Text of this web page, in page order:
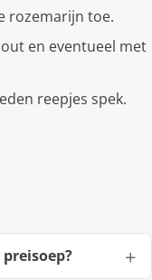
rozemarijn toe.
en eventueel met
reepjes spek.